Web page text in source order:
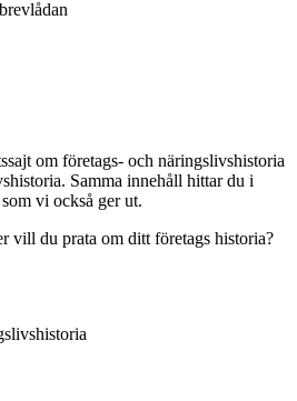
om företags- och näringslivshistoria
Samma innehåll hittar du i
vi också ger ut.
vill du prata om ditt företags historia?